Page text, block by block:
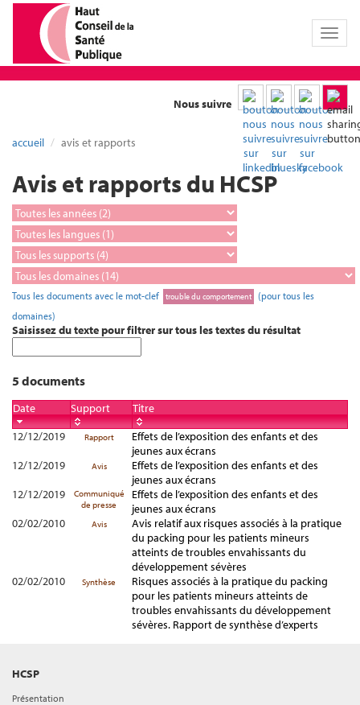
Toggle
Nous suivre
accueil avis et rapports
Avis et rapports du HCSP
Tous les documents avec le mot-clef trouble du comportement (pour tous les
domaines)
Saisissez du texte pour filtrer sur tous les textes du résultat
5 documents
Date Support
Titre
12/12/2019
Rapport
Effets de l’exposition des enfants et des
jeunes aux écrans
12/12/2019
Avis
Effets de l’exposition des enfants et des
jeunes aux écrans
12/12/2019
Communiqué
de presse
Effets de l’exposition des enfants et des
jeunes aux écrans
02/02/2010
Avis
Avis relatif aux risques associés à la pratique
du packing pour les patients mineurs
atteints de troubles envahissants du
développement sévères
02/02/2010
Synthèse
Risques associés à la pratique du packing
pour les patients mineurs atteints de
troubles envahissants du développement
sévères. Rapport de synthèse d’experts
HCSP
Présentation